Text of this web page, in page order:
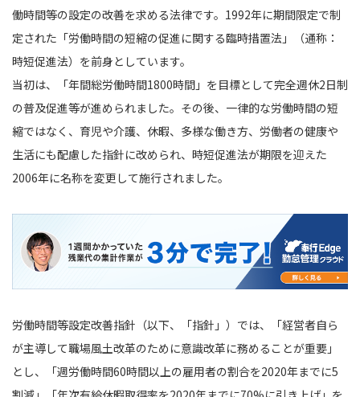
働時間等の設定の改善を求める法律です。1992年に期間限定で制
定された「労働時間の短縮の促進に関する臨時措置法」（通称：
時短促進法）を前身としています。
当初は、「年間総労働時間1800時間」を目標として完全週休2日制
の普及促進等が進められました。その後、一律的な労働時間の短
縮ではなく、育児や介護、休暇、多様な働き方、労働者の健康や
生活にも配慮した指針に改められ、時短促進法が期限を迎えた
2006年に名称を変更して施行されました。
労働時間等設定改善指針（以下、「指針」）では、「経営者自ら
が主導して職場風土改革のために意識改革に務めることが重要」
とし、「週労働時間60時間以上の雇用者の割合を2020年までに5